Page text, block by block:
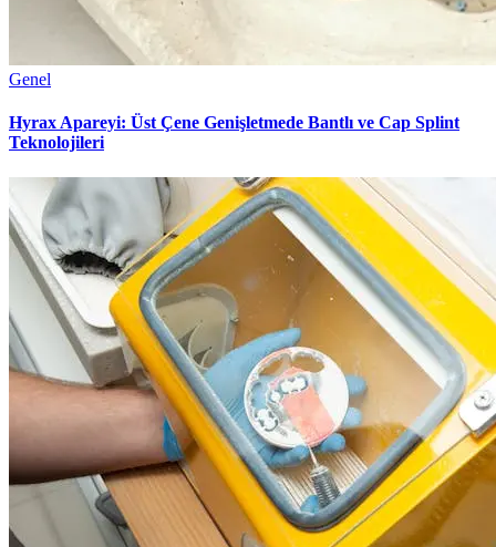
Genel
Hyrax Apareyi: Üst Çene Genişletmede Bantlı ve Cap Splint
Teknolojileri